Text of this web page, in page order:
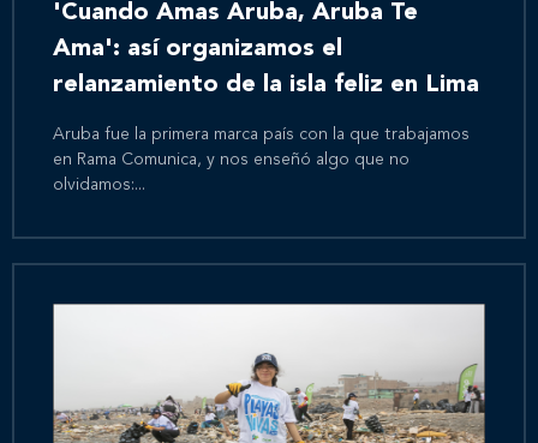
'Cuando Amas Aruba, Aruba Te
Ama': así organizamos el
relanzamiento de la isla feliz en Lima
Aruba fue la primera marca país con la que trabajamos
en Rama Comunica, y nos enseñó algo que no
olvidamos:...